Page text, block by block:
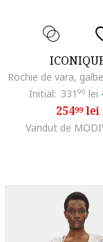
Rochie de vara,
Initial: 331 90 lei -
25499lei
Vandut de